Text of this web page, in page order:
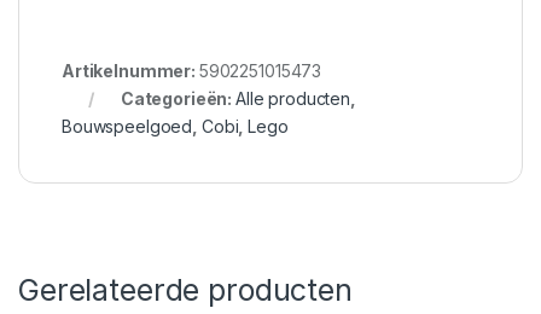
Artikelnummer: 5902251015473
Categorieën:Alle producten
Bouwspeelgoed Cobi ,Lego
Gerelateerde producten